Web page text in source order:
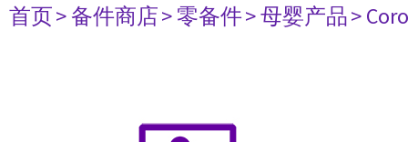
首页> 备件商店> 零备件> 母婴产品>